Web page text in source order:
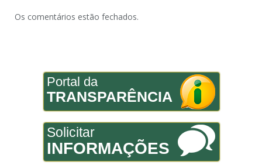
Os comentários estão fechados.
Portal da
TRANSPARÊNCIA
Solicitar
INFORMAÇÕES